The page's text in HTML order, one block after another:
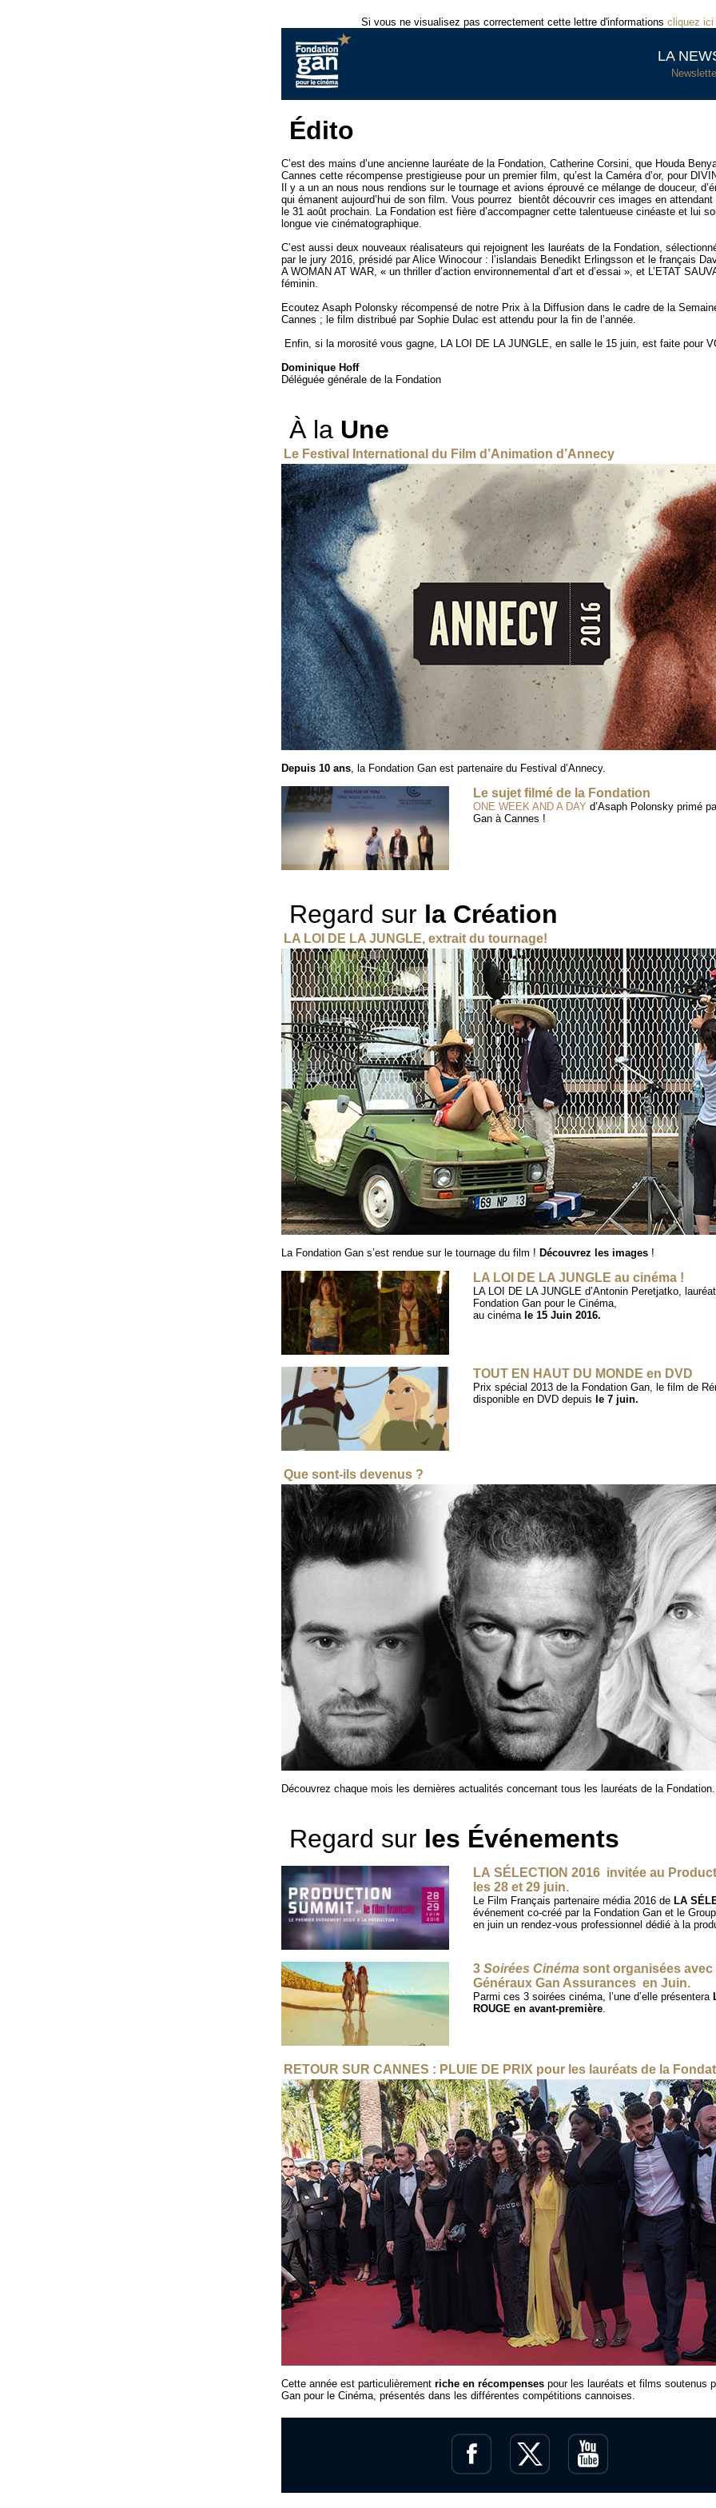
Si vous ne visualisez pas correctement cette lettre d'informations cliquez ici
LA
Édito
C’est des mains d’une ancienne lauréate de la Fondation, Catherine Corsini, que Houda
Cannes cette récompense prestigieuse pour un premier film, qu’est la Caméra d’or, pour
Il y a un an nous nous rendions sur le tournage et avions éprouvé ce mélange de douceur,
qui émanent aujourd’hui de son film. Vous pourrez bientôt découvrir ces images en
le 31 août prochain. La Fondation est fière d’accompagner cette talentueuse cinéaste et lui
longue vie cinématographique.
C’est aussi deux nouveaux réalisateurs qui rejoignent les lauréats de la Fondation,
par le jury 2016, présidé par Alice Winocour : l’islandais Benedikt Erlingsson et le français
A WOMAN AT WAR, « un thriller d’action environnemental d’art et d’essai », et L’ETAT
féminin.
Ecoutez Asaph Polonsky récompensé de notre Prix à la Diffusion dans le cadre de la
Cannes ; le film distribué par Sophie Dulac est attendu pour la fin de l’année.
Enfin, si la morosité vous gagne, LA LOI DE LA JUNGLE, en salle le 15 juin, est faite pour
Dominique Hoff
Déléguée générale de la Fondation
À la Une
Le Festival International du Film d’Animation d’Annecy
Depuis 10 ans, la Fondation Gan est partenaire du Festival d’Annecy.
Le sujet filmé de la Fondation
ONE WEEK AND A DAY d’Asaph Polonsky primé
Gan à Cannes !
Regard sur la Création
LA LOI DE LA JUNGLE, extrait du tournage!
La Fondation Gan s’est rendue sur le tournage du film ! Découvrez les images !
LA LOI DE LA JUNGLE au cinéma !
LA LOI DE LA JUNGLE d’Antonin Peretjatko,
Fondation Gan pour le Cinéma,
au cinéma le 15 Juin 2016.
TOUT EN HAUT DU MONDE en DVD
Prix spécial 2013 de la Fondation Gan, le film de
disponible en DVD depuis le 7 juin.
Que sont-ils devenus ?
Découvrez chaque mois les dernières actualités concernant tous les lauréats de la
Regard sur les Événements
LA SÉLECTION 2016 invitée au
les 28 et 29 juin.
Le Film Français partenaire média 2016 de LA
événement co-créé par la Fondation Gan et le
en juin un rendez-vous professionnel dédié à la
3 Soirées Cinéma sont organisées avec
Généraux Gan Assurances en Juin.
Parmi ces 3 soirées cinéma, l’une d’elle présentera
ROUGE en avant-première.
RETOUR SUR CANNES : PLUIE DE PRIX pour les lauréats de la
Cette année est particulièrement riche en récompenses pour les lauréats et films soutenus
Gan pour le Cinéma, présentés dans les différentes compétitions cannoises.